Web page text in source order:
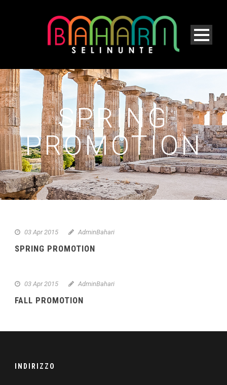
SPRING
PROMOTION
03 Apr 2015 AdminBahari
SPRING PROMOTION
03 Apr 2015 AdminBahari
FALL PROMOTION
INDIRIZZO